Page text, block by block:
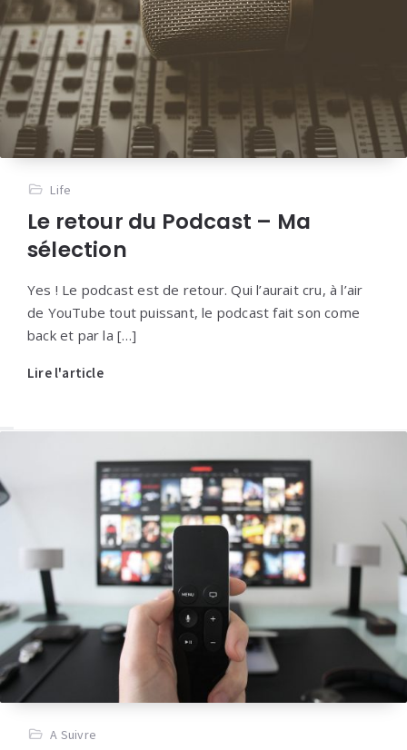
Life
Le retour du Podcast – Ma
sélection
Yes ! Le podcast est de retour. Qui l’aurait cru, à l’air
de YouTube tout puissant, le podcast fait son come
back et par la […]
Lire l'article
A Suivre